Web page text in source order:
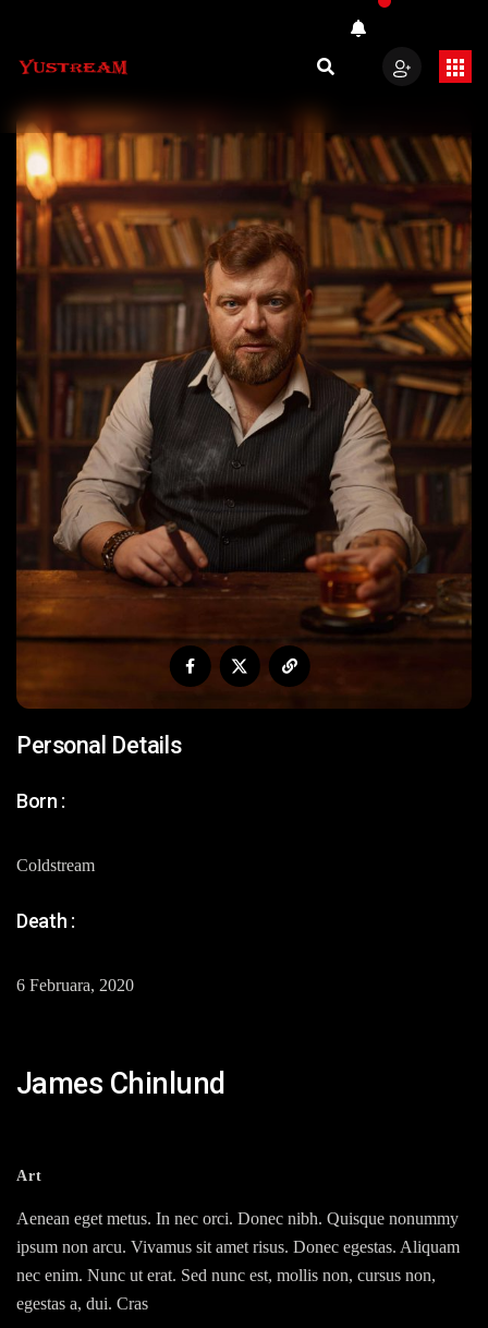
Personal Details
Born :
Coldstream
Death :
6 Februara, 2020
James Chinlund
Art
Aenean eget metus. In nec orci. Donec nibh. Quisque nonummy
ipsum non arcu. Vivamus sit amet risus. Donec egestas. Aliquam
nec enim. Nunc ut erat. Sed nunc est, mollis non, cursus non,
egestas a, dui. Cras